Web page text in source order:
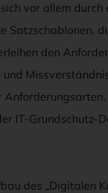
vor allem
Satzschablonen,
den
IT-Grundschutz-
des „Digitalen